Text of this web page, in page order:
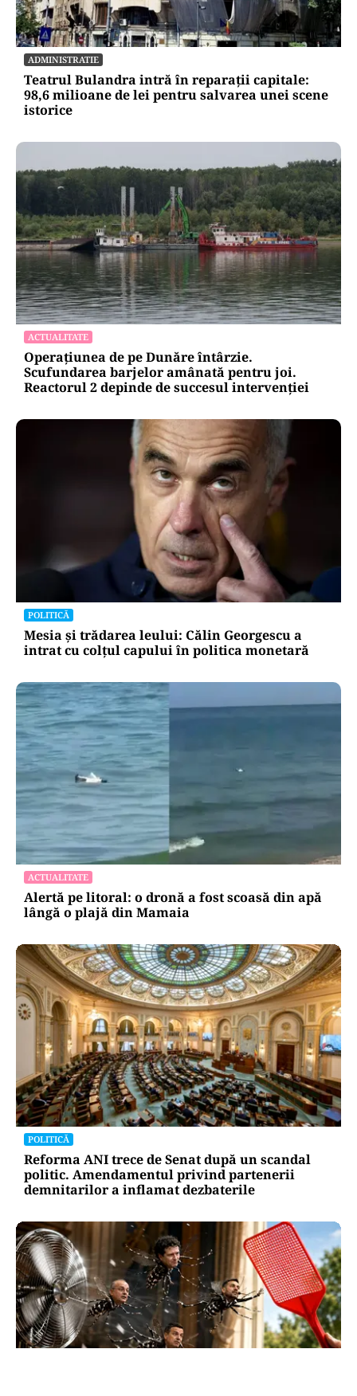
ADMINISTRATIE
Teatrul Bulandra intră în reparații capitale:
98,6 milioane de lei pentru salvarea unei scene
istorice
ACTUALITATE
Operațiunea de pe Dunăre întârzie.
Scufundarea barjelor amânată pentru joi.
Reactorul 2 depinde de succesul intervenției
POLITICĂ
Mesia și trădarea leului: Călin Georgescu a
intrat cu colțul capului în politica monetară
ACTUALITATE
Alertă pe litoral: o dronă a fost scoasă din apă
lângă o plajă din Mamaia
POLITICĂ
Reforma ANI trece de Senat după un scandal
politic. Amendamentul privind partenerii
demnitarilor a inflamat dezbaterile